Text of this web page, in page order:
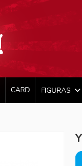
CARD FIGURAS